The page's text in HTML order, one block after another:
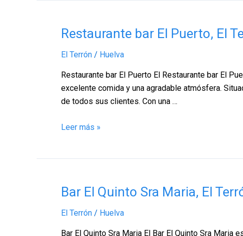
Restaurante bar El Puerto, El
El Terrón / Huelva
Restaurante bar El Puerto El Restaurante bar El
excelente comida y una agradable atmósfera.
de todos sus clientes. Con una …
Restaurante
El
Puerto,
Terrón
Huelva
Leer más »
Bar El Quinto Sra Maria, El
El Terrón / Huelva
Bar El Quinto Sra Maria El Bar El Quinto Sra
Bar
Quinto
Sra